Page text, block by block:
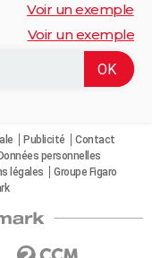
Voir un exemple
Voir un exemple
Publicité
Contact
Données personnelles
légales
Groupe Figaro